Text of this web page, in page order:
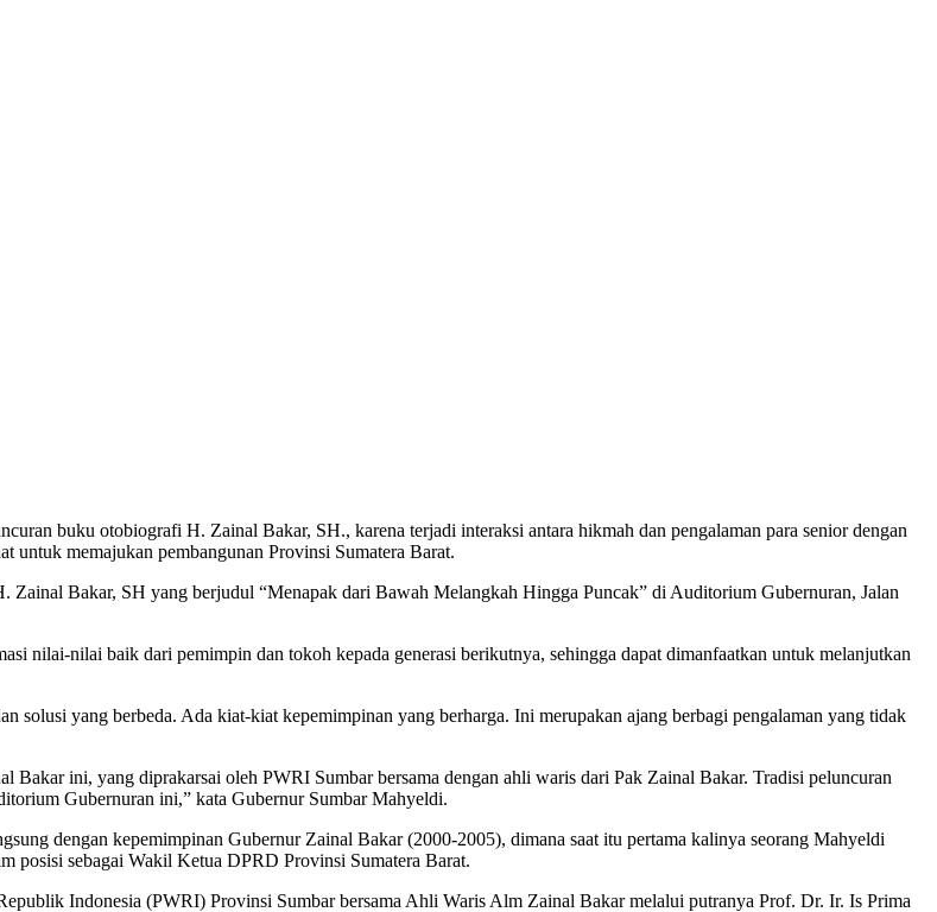
buku otobiografi H. Zainal Bakar, SH., karena terjadi interaksi antara hikmah dan pengalaman para senior dengan
untuk memajukan pembangunan Provinsi Sumatera Barat.
Bakar, SH yang berjudul “Menapak dari Bawah Melangkah Hingga Puncak” di Auditorium Gubernuran, Jalan
nilai-nilai baik dari pemimpin dan tokoh kepada generasi berikutnya, sehingga dapat dimanfaatkan untuk melanjutkan
solusi yang berbeda. Ada kiat-kiat kepemimpinan yang berharga. Ini merupakan ajang berbagi pengalaman yang tidak
Bakar ini, yang diprakarsai oleh PWRI Sumbar bersama dengan ahli waris dari Pak Zainal Bakar. Tradisi peluncuran
Gubernuran ini,” kata Gubernur Sumbar Mahyeldi.
dengan kepemimpinan Gubernur Zainal Bakar (2000-2005), dimana saat itu pertama kalinya seorang Mahyeldi
posisi sebagai Wakil Ketua DPRD Provinsi Sumatera Barat.
Indonesia (PWRI) Provinsi Sumbar bersama Ahli Waris Alm Zainal Bakar melalui putranya Prof. Dr. Ir. Is Prima